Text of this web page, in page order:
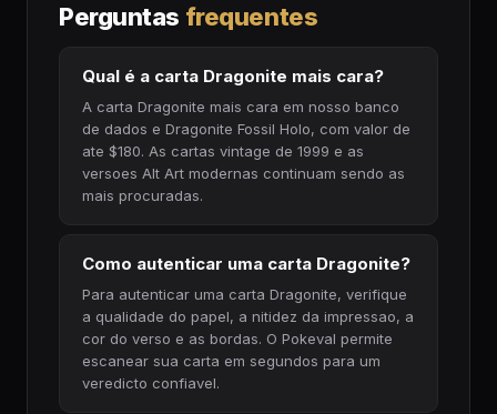
Perguntas frequentes
Qual é a carta Dragonite mais cara?
A carta Dragonite mais cara em nosso banco
de dados e Dragonite Fossil Holo, com valor de
ate $180. As cartas vintage de 1999 e as
versoes Alt Art modernas continuam sendo as
mais procuradas.
Como autenticar uma carta Dragonite?
Para autenticar uma carta Dragonite, verifique
a qualidade do papel, a nitidez da impressao, a
cor do verso e as bordas. O Pokeval permite
escanear sua carta em segundos para um
veredicto confiavel.